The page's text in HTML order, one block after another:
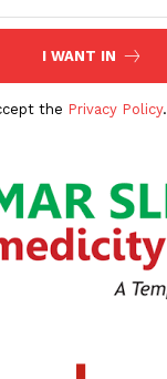
I WANT IN
the Privacy Policy.